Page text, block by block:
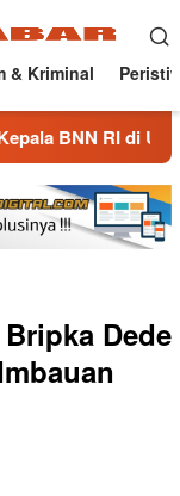
& Kriminal
di UNMA
Dede